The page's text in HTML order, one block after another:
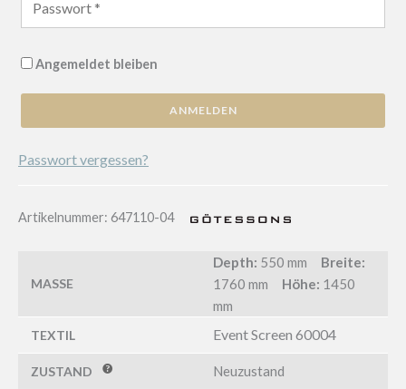
Angemeldet bleiben
ANMELDEN
Passwort vergessen?
Artikelnummer: 647110-04
MASSE
Depth: 550 mm
Breite:
1760 mm
Höhe: 1450
mm
TEXTIL Event Screen 60004
ZUSTAND Neuzustand